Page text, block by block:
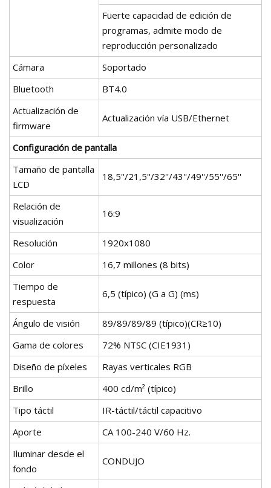
Fuerte capacidad de edición de
programas, admite modo de
reproducción personalizado
Cámara
Soportado
Bluetooth
BT4.0
Actualización de
firmware
Actualización vía USB/Ethernet
Configuración de pantalla
Tamaño de pantalla
LCD
18,5''/21,5''/32''/43''/49''/55''/65''
Relación de
visualización
16:9
Resolución
1920x1080
Color
16,7 millones (8 bits)
Tiempo de
respuesta
6,5 (típico) (G a G) (ms)
Ángulo de visión
89/89/89/89 (típico)(CR≥10)
Gama de colores
72% NTSC (CIE1931)
Diseño de píxeles
Rayas verticales RGB
Brillo
400 cd/m² (típico)
Tipo táctil
IR-táctil/táctil capacitivo
Aporte
CA 100-240 V/60 Hz.
Iluminar desde el
fondo
CONDUJO